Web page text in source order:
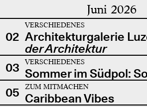
Juni 2026
02
VERSCHIEDENES
Architekturgalerie
der Architektur
03
VERSCHIEDENES
Sommer im Südpol:
05
ZUM MITMACHEN
Caribbean Vibes